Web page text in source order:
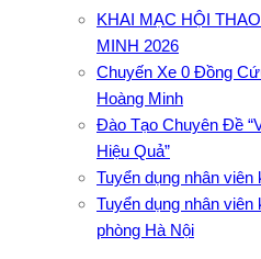
KHAI MẠC HỘI
MINH 2026
Chuyến Xe 0 Đồng
Hoàng Minh
Đào Tạo Chuyên Đề
Hiệu Quả”
Tuyển dụng nhân
Tuyển dụng nhân
phòng Hà Nội